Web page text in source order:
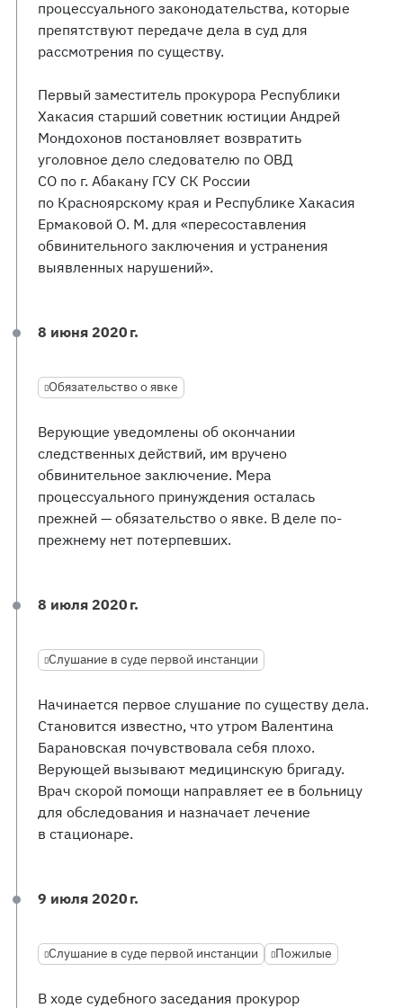
процессуального законодательства, которые
препятствуют передаче дела в суд для
рассмотрения по существу.
Первый заместитель прокурора Республики
Хакасия старший советник юстиции Андрей
Мондохонов постановляет возвратить
уголовное дело следователю по ОВД
СО по г. Абакану ГСУ СК России
по Красноярскому края и Республике Хакасия
Ермаковой О. М. для «пересоставления
обвинительного заключения и устранения
выявленных нарушений».
8 июня 2020 г.
Обязательство о явке
Верующие уведомлены об окончании
следственных действий, им вручено
обвинительное заключение. Мера
процессуального принуждения осталась
прежней — обязательство о явке. В деле по-
прежнему нет потерпевших.
8 июля 2020 г.
Слушание в суде первой инстанции
Начинается первое слушание по существу дела.
Становится известно, что утром Валентина
Барановская почувствовала себя плохо.
Верующей вызывают медицинскую бригаду.
Врач скорой помощи направляет ее в больницу
для обследования и назначает лечение
в стационаре.
9 июля 2020 г.
Слушание в суде первой инстанции Пожилые
В ходе судебного заседания прокурор